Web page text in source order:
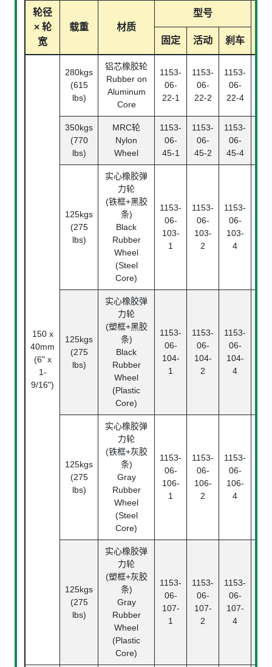
轮径
× 轮
宽
载重 材质
型号
固定
活动 刹车
150 x
40mm
(6" x
1-
9/16")
280kgs
(615
lbs)
铝芯橡胶轮
Rubber on
Aluminum
Core
1153-
06-
22-1
1153-
06-
22-2
1153-
06-
22-4
350kgs
(770
lbs)
MRC轮
Nylon
Wheel
1153-
06-
45-1
1153-
06-
45-2
1153-
06-
45-4
125kgs
(275
lbs)
实心橡胶弹
力轮
(铁框+黑胶
条)
Black
Rubber
Wheel
(Steel
Core)
1153-
06-
103-
1
1153-
06-
103-
2
1153-
06-
103-
4
125kgs
(275
lbs)
实心橡胶弹
力轮
(塑框+黑胶
条)
Black
Rubber
Wheel
(Plastic
Core)
1153-
06-
104-
1
1153-
06-
104-
2
1153-
06-
104-
4
125kgs
(275
lbs)
实心橡胶弹
力轮
(铁框+灰胶
条)
Gray
Rubber
Wheel
(Steel
Core)
1153-
06-
106-
1
1153-
06-
106-
2
1153-
06-
106-
4
125kgs
(275
lbs)
实心橡胶弹
力轮
(塑框+灰胶
条)
Gray
Rubber
Wheel
(Plastic
Core)
1153-
06-
107-
1
1153-
06-
107-
2
1153-
06-
107-
4